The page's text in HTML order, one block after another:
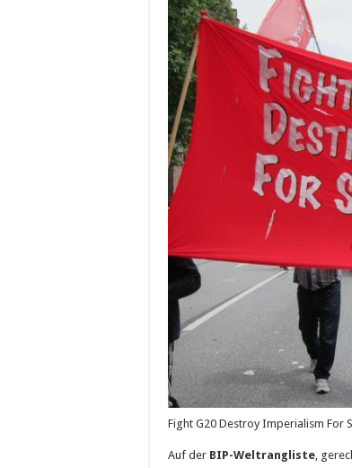
Fight G20 Destroy Imperialism For
Auf der BIP-Weltrangliste ,